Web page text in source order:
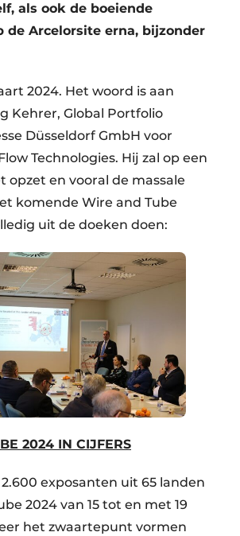
als ook de boeiende
de Arcelorsite erna, bijzonder
2024. Het woord is aan
Kehrer, Global Portfolio
Düsseldorf GmbH voor
Technologies. Hij zal op een
opzet en vooral de massale
komende Wire and Tube
uit de doeken doen:
2024 IN CIJFERS
exposanten uit 65 landen
2024 van 15 tot en met 19
het zwaartepunt vormen